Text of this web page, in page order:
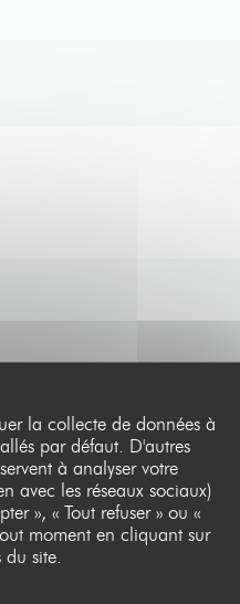
la collecte de données à
par défaut. D'autres
à analyser votre
avec les réseaux sociaux)
», « Tout refuser » ou «
moment en cliquant sur
site.